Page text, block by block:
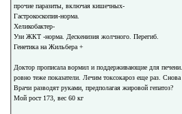
прочие паразиты, включая кишечных-
Гастрокоскопия-норма.
Хеликобактер-
Узи ЖКТ -норма. Дескенизия жолчного. Перегиб.
Генетика на Жильбера +
Доктор прописала вормил и поддерживающие для
ровно теже показатели. Лечим токсокароз еще раз. Снова
Врачи разводят руками, предполагая жировой гепатоз?
Мой рост 173, вес 60 кг